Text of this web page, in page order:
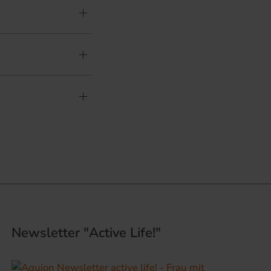
Newsletter "Active Life!"